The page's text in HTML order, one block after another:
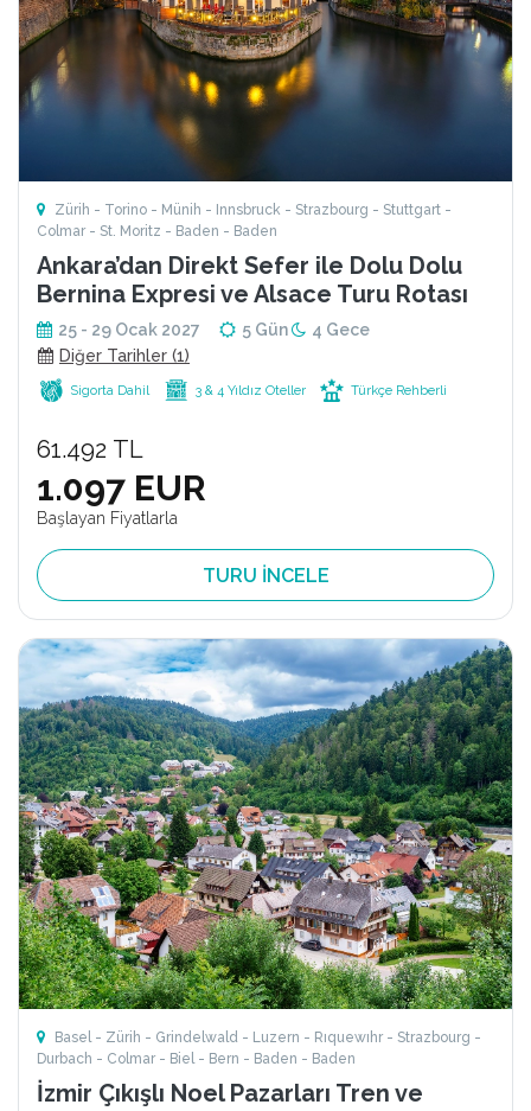
Zürih - Torino - Münih - Innsbruck - Strazbourg - Stuttgart -
Colmar - St. Moritz - Baden - Baden
Ankara’dan Direkt Sefer ile Dolu Dolu
Bernina Expresi ve Alsace Turu Rotası
25 - 29 Ocak 2027 5 Gün
4 Gece
Diğer Tarihler (1)
Sigorta Dahil 3 & 4 Yıldız Oteller Türkçe Rehberli
61.492 TL
1.097 EUR
Başlayan Fiyatlarla
TURU İNCELE
Basel - Zürih - Grindelwald - Luzern - Rıquewıhr - Strazbourg -
Durbach - Colmar - Biel - Bern - Baden - Baden
İzmir Çıkışlı Noel Pazarları Tren ve